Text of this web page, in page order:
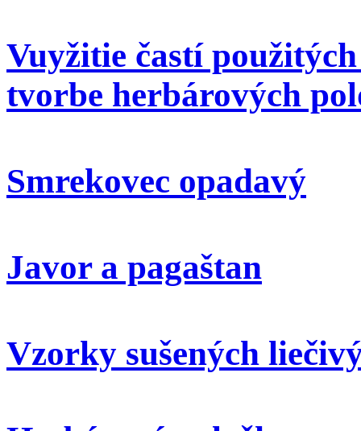
Vuyžitie častí
tvorbe herbárových
Smrekovec opadavý
Javor a pagaštan
Vzorky sušených